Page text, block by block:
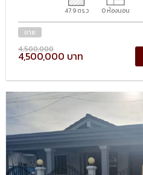
47.9 ตร.ว 0 ห้องนอน
ขาย
4,500,000
4,500,000 บาท